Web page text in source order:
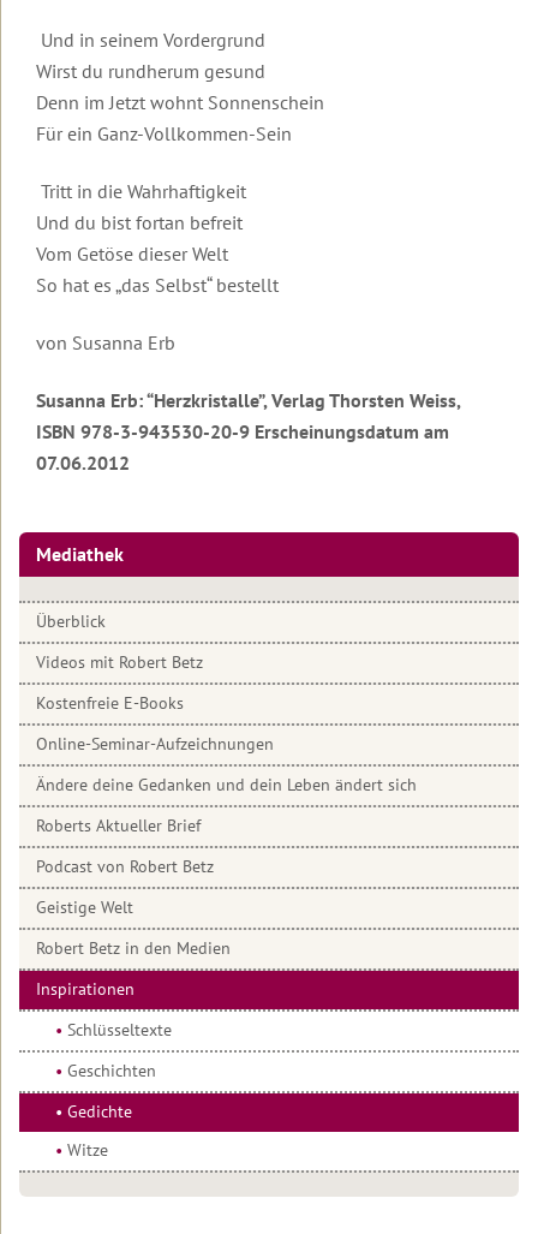
Psyche
&
Gesundheit
Frauen-
Seminare
Beziehung
&
Seminare
Sonderevents
Therapeuten
Welt
beginnt
in
dir
Was
dir
und
Sicherheit
anspruchsvollen
Liebe
gelingt
Online-
Flughafentransfer
Häufig
gestellte
Videos
zu
Lesbos
Rückmeldungen
Seminarteilnehmer
Menschenbild
Rückmeldungen
Video
zum
Inhalte
der
Ausbildung
Daten
und
Kosten
Termine
Hotels
Video
zur
Ausbildung
Grundlagen
Inhalte
und
Organisatorische
Daten
und
2027
Rückmeldungen
Informationen
und
Einleitung
Begleitende
Literatur
Anmeldeformulare
ins
Gästebuch
Meditationen
Videos
Seminaren
Ausbildungen
Aufzeichnungen
Ändere
deine
Gedanken
Leben
ändert
sich
Roberts
Brief
2025
2024
2022
von
Robert
Betz
Für
alle
Freunde
Botschaften
der
Geistigen
Welt
2022
2021
2020
2019
2018
Archiv
Robert
Betz
in
den
Medien
Einleitung
Interviews
zum
Anhören
Interviews
zum
Lesen
Artikel
über
Robert
Betz
Artikel
von
Robert
Betz
Inspirationen
Einleitung
Schlüsseltexte
Geschichten
Gedichte
Tibetisches
Mantra
Wovor
hast
du
Verschenke
Und in seinem Vordergrund
Wirst du rundherum gesund
Denn im Jetzt wohnt Sonnenschein
Für ein Ganz-Vollkommen-Sein
Tritt in die Wahrhaftigkeit
Und du bist fortan befreit
Vom Getöse dieser Welt
So hat es „das Selbst“ bestellt
von Susanna Erb
Susanna Erb: “Herzkristalle”, Verlag Thorsten Weiss,
ISBN 978-3-943530-20-9 Erscheinungsdatum am
07.06.2012
Mediathek
Überblick
Videos mit Robert Betz
Kostenfreie E-Books
Online-Seminar-Aufzeichnungen
Ändere deine Gedanken und dein Leben ändert sich
Roberts Aktueller Brief
Podcast von Robert Betz
Geistige Welt
Robert Betz in den Medien
Inspirationen
Schlüsseltexte
Geschichten
Gedichte
Witze